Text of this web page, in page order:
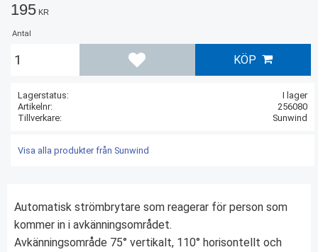
195 KR
Antal
KÖP
Lägg till i favoriter
Lagerstatus
I lager
Artikelnr
256080
Tillverkare
Sunwind
Visa alla produkter från Sunwind
Automatisk strömbrytare som reagerar för person som
kommer in i avkänningsområdet.
Avkänningsområde 75° vertikalt, 110° horisontellt och